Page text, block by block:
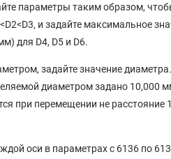
параметры таким образом,
и задайте максимальное
для D4, D5 и D6.
задайте значение
диаметром задано 10,000
при перемещении не расстояние
оси в параметрах с 6136 по